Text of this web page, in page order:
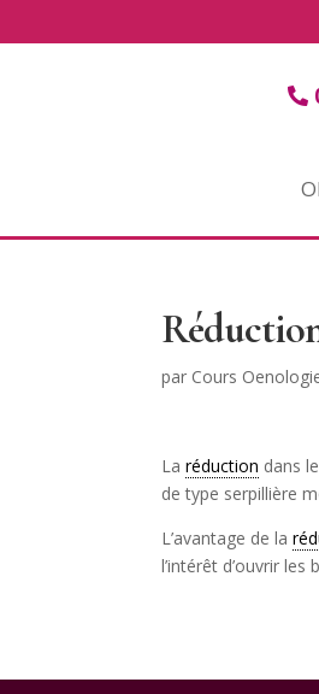
par Cours
Laréduction dans
de type serpillière
L’avantage de la
l’intérêt d’ouvrir les